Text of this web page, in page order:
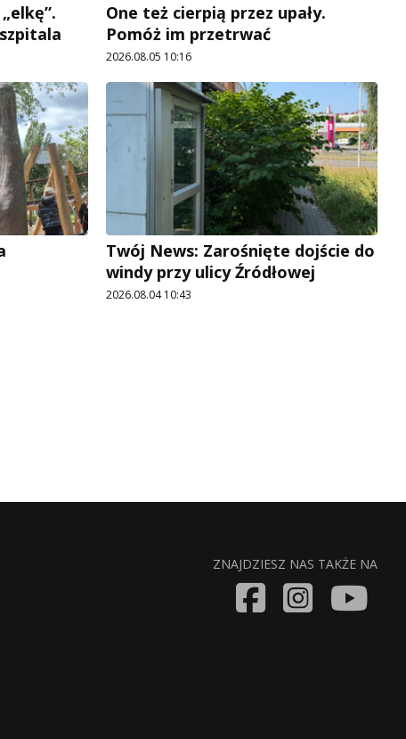
One też cierpią przez upały.
Pomóż im przetrwać
2026.08.05 10:16
Twój News: Zarośnięte dojście do
windy przy ulicy Źródłowej
2026.08.04 10:43
ZNAJDZIESZ NAS TAKŻE NA